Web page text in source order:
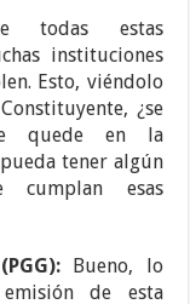
todas estas
instituciones
Esto, viéndolo
¿se
quede en la
tener algún
cumplan esas
Bueno, lo
de esta